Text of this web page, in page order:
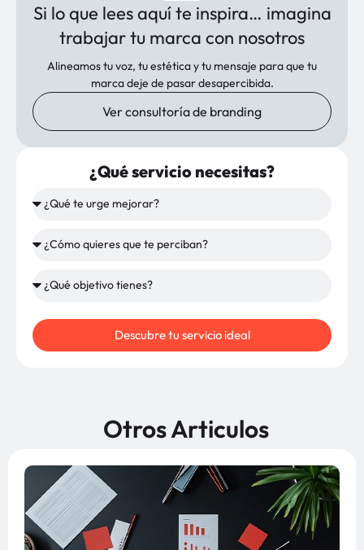
Si lo que lees aquí te inspira… imagina
trabajar tu marca con nosotros
Alineamos tu voz, tu estética y tu mensaje para que tu
marca deje de pasar desapercibida.
Ver consultoría de branding
¿Qué servicio necesitas?
Descubre tu servicio ideal
Otros Articulos